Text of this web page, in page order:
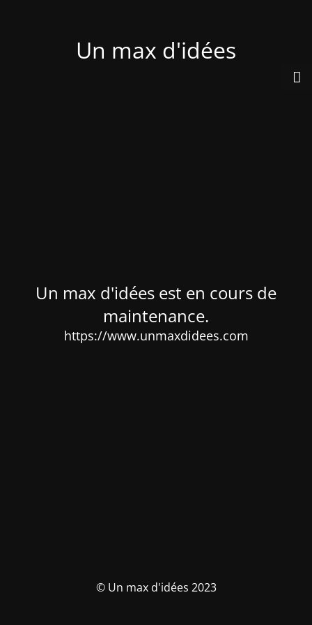
Un max d'idées
Un max d'idées est en cours de
maintenance.
https://www.unmaxdidees.com
© Un max d'idées 2023